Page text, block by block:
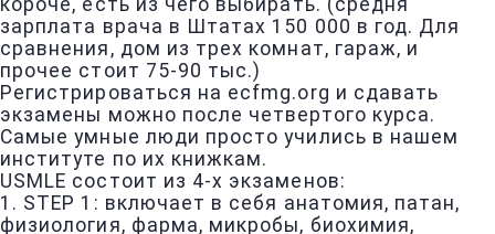
короче, есть из чего выбирать. (средня
зарплата врача в Штатах 150 000 в год. Для
сравнения, дом из трех комнат, гараж, и
прочее стоит 75-90 тыс.)
Регистрироваться на ecfmg.org и сдавать
экзамены можно после четвертого курса.
Самые умные люди просто учились в нашем
институте по их книжкам.
USMLE состоит из 4-х экзаменов:
1. STEP 1: включает в себя анатомия, патан,
физиология, фарма, микробы, биохимия,